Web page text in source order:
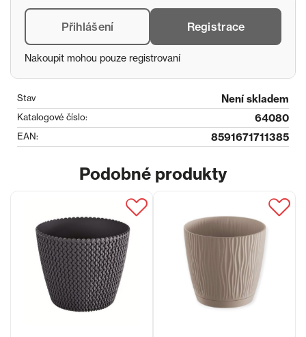
Přihlášení Registrace
Nakoupit mohou pouze registrovaní
Stav Není skladem
Katalogové číslo: 64080
EAN: 8591671711385
Podobné produkty